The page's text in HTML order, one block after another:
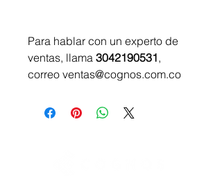
Para hablar con un experto de
ventas, llama 3042190531,
correo ventas@cognos.com.co